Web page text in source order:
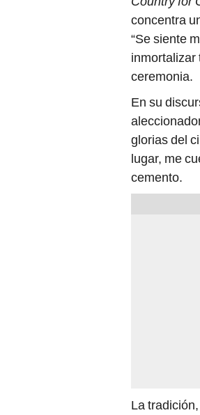
concentra
“Se siente
inmortalizar
ceremonia.
En su
glorias del
lugar, me
cemento.
La